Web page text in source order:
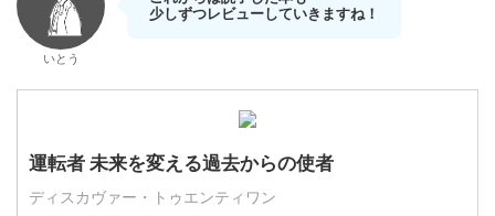
いとう
少しずつレビューしていきますね！
運転者 未来を変える過去からの使者
ディスカヴァー・トゥエンティワン